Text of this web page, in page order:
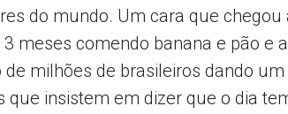
do mundo. Um cara que
meses comendo banana e pão e
milhões de brasileiros dando um
que insistem em dizer que o dia